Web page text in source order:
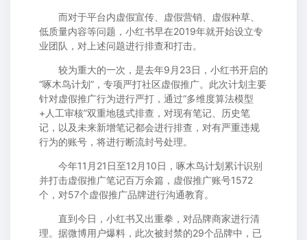
而对于平台内虚假宣传、虚假营销、虚假种草、
低质量内容等问题，小红书早在2019年就开始设立专
业团队，对上述问题进行排查和打击。
较为重大的一次，是去年9月23日，小红书开启的
“啄木鸟计划”，专项严打社区虚假推广。此次计划主要
针对虚假推广行为进行严打，通过“多维度算法模型
+人工审核”双重地毯式排查，对现有笔记、历史笔
记，以及未来新增笔记都会进行排查，对有严重违规
行为的账号，将进行断流封号处理。
今年11月21日至12月10日，啄木鸟计划累计识别
并打击虚假推广笔记百万余篇，虚假推广账号1572
个，对57个虚假推广品牌进行沟通教育。
直到今日，小红书又出重拳，对品牌商家进行清
理。据微博用户爆料，此次被封禁的29个品牌中，已